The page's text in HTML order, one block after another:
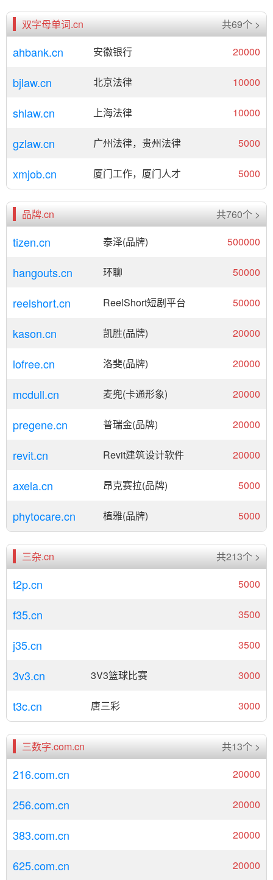
双字母单词.cn 共69个 >
ahbank.cn 安徽银行 20000
bjlaw.cn 北京法律 10000
shlaw.cn 上海法律 10000
gzlaw.cn 广州法律，贵州法律 5000
xmjob.cn 厦门工作，厦门人才 5000
品牌.cn 共760个 >
tizen.cn 泰泽(品牌) 500000
hangouts.cn 环聊 50000
reelshort.cn ReelShort短剧平台 50000
kason.cn 凯胜(品牌) 20000
lofree.cn 洛斐(品牌) 20000
mcdull.cn 麦兜(卡通形象) 20000
pregene.cn 普瑞金(品牌) 20000
revit.cn Revit建筑设计软件 20000
axela.cn 昂克赛拉(品牌) 5000
phytocare.cn 植雅(品牌) 5000
三杂.cn 共213个 >
t2p.cn 5000
f35.cn 3500
j35.cn 3500
3v3.cn 3V3篮球比赛 3000
t3c.cn 唐三彩 3000
三数字.com.cn 共13个 >
216.com.cn 20000
256.com.cn 20000
383.com.cn 20000
625.com.cn 20000